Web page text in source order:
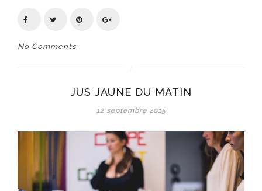
No Comments
JUS JAUNE DU MATIN
12 septembre 2015